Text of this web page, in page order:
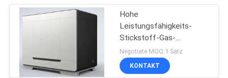
Hohe
Leistungsfähigkeits-
Stickstoff-Gas-
Generator für
Nahrungsmittel- und
Getränkeindustrien
Negotiate MOQ:1 Satz
KONTAKT